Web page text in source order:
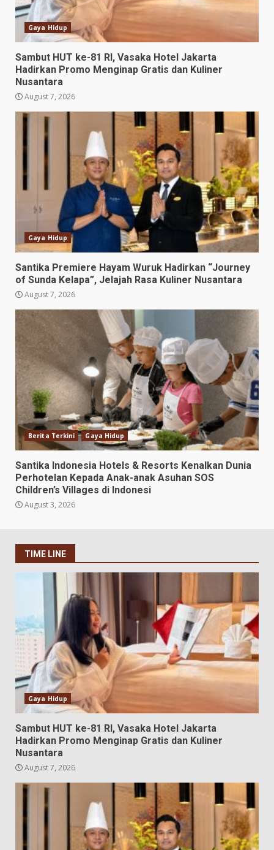
Gaya Hidup
Sambut HUT ke-81 RI, Vasaka Hotel Jakarta
Hadirkan Promo Menginap Gratis dan Kuliner
Nusantara
August 7, 2026
Gaya Hidup
Santika Premiere Hayam Wuruk Hadirkan “Journey
of Sunda Kelapa”, Jelajah Rasa Kuliner Nusantara
August 7, 2026
Berita Terkini Gaya Hidup
Santika Indonesia Hotels & Resorts Kenalkan Dunia
Perhotelan Kepada Anak-anak Asuhan SOS
Children’s Villages di Indonesi
August 3, 2026
TIME LINE
Gaya Hidup
Sambut HUT ke-81 RI, Vasaka Hotel Jakarta
Hadirkan Promo Menginap Gratis dan Kuliner
Nusantara
August 7, 2026